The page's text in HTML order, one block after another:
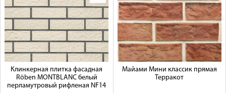
Клинкерная плитка фасадная
Röben MONTBLANC белый
перламутровый рифленая NF14
Майами Мини классик прямая
Терракот